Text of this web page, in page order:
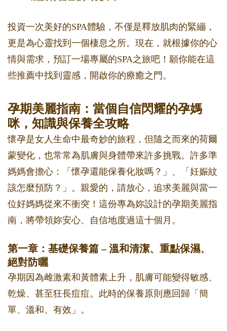
投資一次美好的SPA體驗，不僅是釋放肌肉的緊繃，
更是為心靈找到一個棲息之所。現在，就根據你的心
情與需求，預訂一場專屬的SPA之旅吧！願你能在這
些推薦中找到靈感，開啟你的療癒之門。
孕期美麗指南：當個自信閃耀的孕媽
咪，知識與保養全攻略
懷孕是女人生命中最奇妙的旅程，但隨之而來的荷爾
蒙變化，也常常為肌膚與身體帶來許多挑戰。許多準
媽媽會擔心：「懷孕還能保養化妝嗎？」、「妊娠紋
該怎麼預防？」。親愛的，請放心，追求美麗與當一
位好媽媽從來不衝突！這份專為妳設計的孕期美麗指
南，將帶領妳安心、自信地度過這十個月。
第一章：基礎保養篇 – 溫和清潔、重點保濕、
絕對防曬
孕期因為雌激素和黃體素上升，肌膚可能變得敏感、
乾燥、甚至狂長痘痘。此時的保養原則應回歸「簡
單、溫和、有效」。